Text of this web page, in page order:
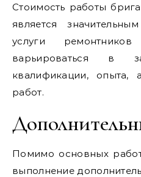
Стоимость работы
является
услуги
варьироваться в
квалификации, опыта,
работ.
Помимо основных
выполнение